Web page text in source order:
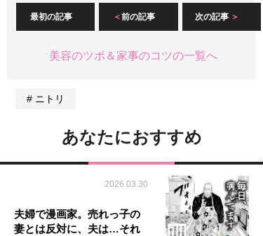
最初の記事 前の記事 次の記事
美容のツボ＆家事のコツの一覧へ
ニトリ
あなたにおすすめ
2026.03.30
夫婦で漫画家。売れっ子の
妻とは反対に、夫は…それ